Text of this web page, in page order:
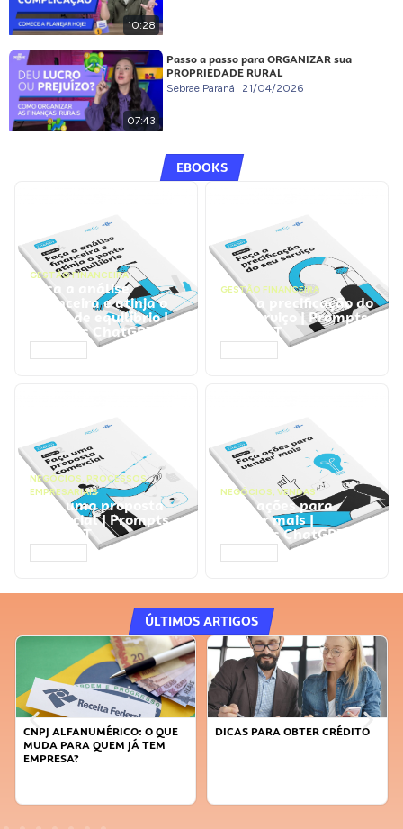
10:28
07:43
Passo a passo para ORGANIZAR sua
PROPRIEDADE RURAL
Sebrae Paraná 21/04/2026
EBOOKS
GESTÃO FINANCEIRA
Faça a análise
financeira e atinja o
ponto de equilíbrio |
Prompts ChatGPT
GESTÃO FINANCEIRA
Faça a precificação do
seu serviço | Prompts
ChatGPT
NEGÓCIOS, PROCESSOS
EMPRESARIAIS
Faça uma proposta
comercial | Prompts
ChatGPT
NEGÓCIOS, VENDAS
Faça ações para
vender mais |
Prompts ChatGPT
ÚLTIMOS ARTIGOS
CNPJ ALFANUMÉRICO: O QUE
MUDA PARA QUEM JÁ TEM
EMPRESA?
DICAS PARA OBTER CRÉDITO